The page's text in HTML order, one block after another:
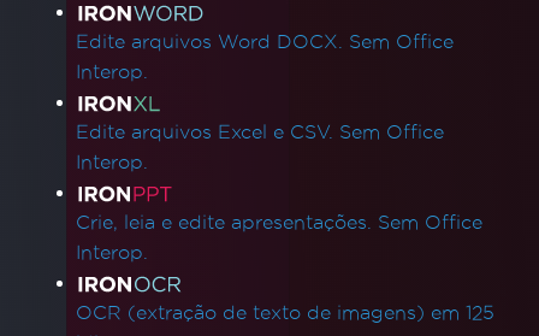
Edite arquivos Word DOCX. Sem Office
Interop.
Edite arquivos Excel e CSV. Sem Office
Interop.
Crie, leia e edite apresentações. Sem Office
Interop.
OCR (extração de texto de imagens) em 125